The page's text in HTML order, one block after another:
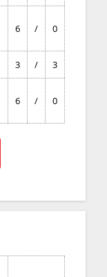
6 / 0
3 / 3
6 / 0